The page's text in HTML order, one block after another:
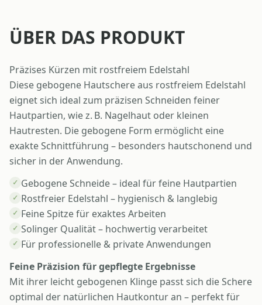
ÜBER DAS PRODUKT
Präzises Kürzen mit rostfreiem Edelstahl
Diese gebogene Hautschere aus rostfreiem Edelstahl
eignet sich ideal zum präzisen Schneiden feiner
Hautpartien, wie z. B. Nagelhaut oder kleinen
Hautresten. Die gebogene Form ermöglicht eine
exakte Schnittführung – besonders hautschonend und
sicher in der Anwendung.
✓ Gebogene Schneide – ideal für feine Hautpartien
✓ Rostfreier Edelstahl – hygienisch & langlebig
✓ Feine Spitze für exaktes Arbeiten
✓ Solinger Qualität – hochwertig verarbeitet
✓ Für professionelle & private Anwendungen
Feine Präzision für gepflegte Ergebnisse
Mit ihrer leicht gebogenen Klinge passt sich die Schere
optimal der natürlichen Hautkontur an – perfekt für